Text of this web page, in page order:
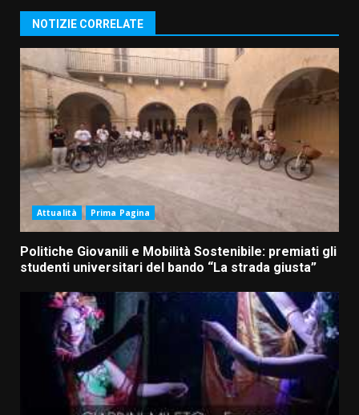
NOTIZIE CORRELATE
Attualità Prima Pagina
Politiche Giovanili e Mobilità Sostenibile: premiati gli
studenti universitari del bando “La strada giusta”